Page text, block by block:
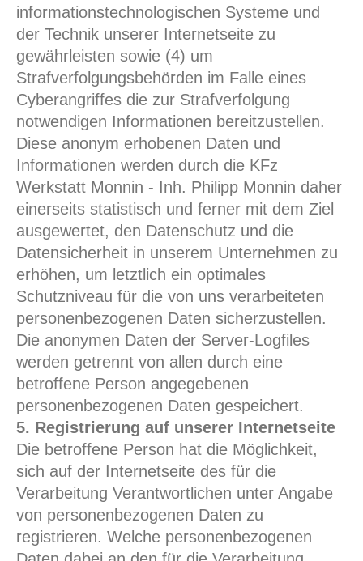
informationstechnologischen Systeme und
der Technik unserer Internetseite zu
gewährleisten sowie (4) um
Strafverfolgungsbehörden im Falle eines
Cyberangriffes die zur Strafverfolgung
notwendigen Informationen bereitzustellen.
Diese anonym erhobenen Daten und
Informationen werden durch die KFz
Werkstatt Monnin - Inh. Philipp Monnin daher
einerseits statistisch und ferner mit dem Ziel
ausgewertet, den Datenschutz und die
Datensicherheit in unserem Unternehmen zu
erhöhen, um letztlich ein optimales
Schutzniveau für die von uns verarbeiteten
personenbezogenen Daten sicherzustellen.
Die anonymen Daten der Server-Logfiles
werden getrennt von allen durch eine
betroffene Person angegebenen
personenbezogenen Daten gespeichert.
5. Registrierung auf unserer Internetseite
Die betroffene Person hat die Möglichkeit,
sich auf der Internetseite des für die
Verarbeitung Verantwortlichen unter Angabe
von personenbezogenen Daten zu
registrieren. Welche personenbezogenen